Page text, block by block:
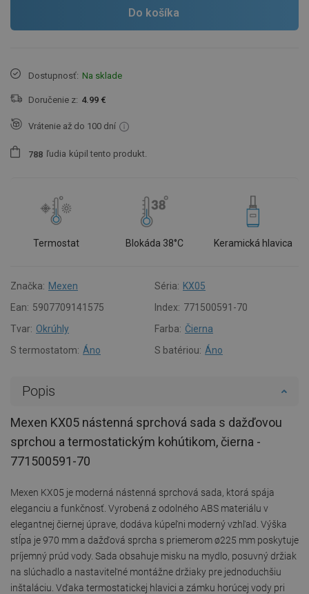
Do košíka
Dostupnosť: Na sklade
Doručenie z: 4.99 €
Vrátenie až do 100 dní
788 ľudia kúpil tento produkt.
Termostat Blokáda 38°C Keramická hlavica
Značka: Mexen Séria: KX05
Ean: 5907709141575 Index: 771500591-70
Tvar: Okrúhly Farba: Čierna
S termostatom: Áno S batériou: Áno
Popis
Mexen KX05 nástenná sprchová sada s dažďovou
sprchou a termostatickým kohútikom, čierna -
771500591-70
Mexen KX05 je moderná nástenná sprchová sada, ktorá spája
eleganciu a funkčnosť. Vyrobená z odolného ABS materiálu v
elegantnej čiernej úprave, dodáva kúpeľni moderný vzhľad. Výška
stĺpa je 970 mm a dažďová sprcha s priemerom ø225 mm poskytuje
príjemný prúd vody. Sada obsahuje misku na mydlo, posuvný držiak
na slúchadlo a nastaviteľné montážne držiaky pre jednoduchšiu
inštaláciu. Vďaka termostatickej hlavici a zámku horúcej vody pri